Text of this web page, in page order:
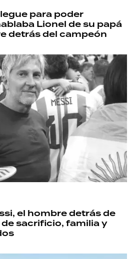
para poder
Lionel de su papá
detrás del campeón
el hombre detrás de
sacrificio, familia y